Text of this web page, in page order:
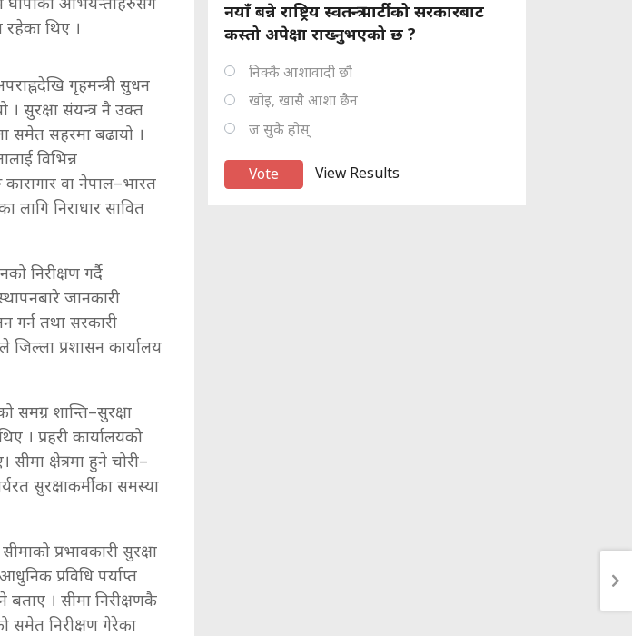
थिए ।
गृहमन्त्री सुधन
सुरक्षा संयन्त्र नै उक्त
समेत सहरमा बढायो ।
विभिन्न
वा नेपाल–भारत
लागि निराधार सावित
निरीक्षण गर्दै
जानकारी
गर्न तथा सरकारी
जिल्ला प्रशासन कार्यालय
समग्र शान्ति–सुरक्षा
। प्रहरी कार्यालयको
क्षेत्रमा हुने चोरी–
सुरक्षाकर्मीका समस्या
प्रभावकारी सुरक्षा
प्रविधि पर्याप्त
बताए । सीमा निरीक्षणकै
समेत निरीक्षण गेरेका
नयाँ बन्ने राष्ट्रिय स्वतन्त्र पार्टीको सरकारबाट
कस्तो अपेक्षा राख्नुभएको छ ?
निक्कै आशावादी छौ
खोइ, खासै आशा छैन
ज सुकै होस्
View Results